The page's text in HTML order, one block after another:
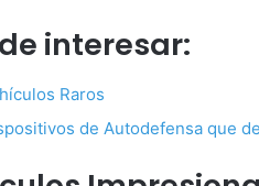
interesar:
Raros
de Autodefensa que